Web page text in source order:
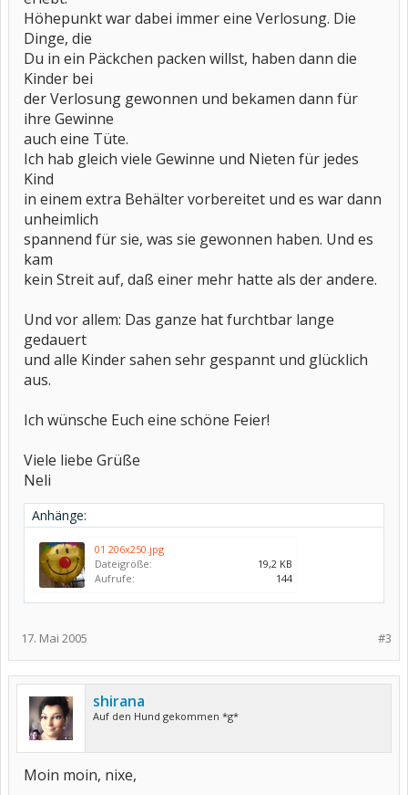
Höhepunkt war dabei immer eine Verlosung. Die
Dinge, die
Du in ein Päckchen packen willst, haben dann die
Kinder bei
der Verlosung gewonnen und bekamen dann für
ihre Gewinne
auch eine Tüte.
Ich hab gleich viele Gewinne und Nieten für jedes
Kind
in einem extra Behälter vorbereitet und es war dann
unheimlich
spannend für sie, was sie gewonnen haben. Und es
kam
kein Streit auf, daß einer mehr hatte als der andere.
Und vor allem: Das ganze hat furchtbar lange
gedauert
und alle Kinder sahen sehr gespannt und glücklich
aus.
Ich wünsche Euch eine schöne Feier!
Viele liebe Grüße
Neli
Anhänge:
01 206x250.jpg
Dateigröße:
19,2 KB
Aufrufe:
144
#3
17. Mai 2005
shirana
Auf den Hund gekommen *g*
Moin moin, nixe,